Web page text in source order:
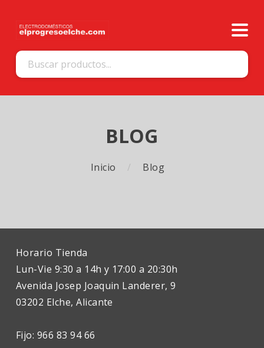
BLOG
Inicio Blog
Horario Tienda
Lun-Vie 9:30 a 14h y 17:00 a 20:30h
Avenida Josep Joaquin Landerer, 9
03202 Elche, Alicante
Fijo: 966 83 94 66